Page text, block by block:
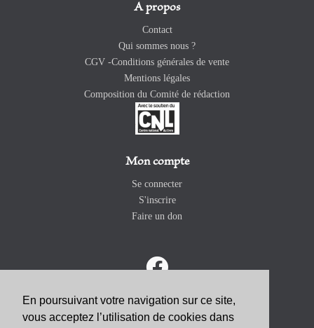
En poursuivant votre navigation sur ce site,
vous acceptez l’utilisation de cookies dans
A propos
Contact
Qui sommes nous ?
CGV -Conditions générales de vente
Mentions légales
Composition du Comité de rédaction
Mon compte
Se connecter
S'inscrire
Faire un don
ABONNEZ-VOUS